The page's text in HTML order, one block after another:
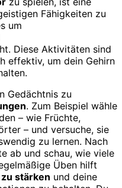
Fähigkeiten zu
um
Diese Aktivitäten sind
effektiv, um dein Gehirn
Gedächtnis zu
. Zum Beispiel wähle
– wie Früchte,
– und versuche, sie
zu lernen. Nach
ab und schau, wie viele
Üben hilft
stärken und deine